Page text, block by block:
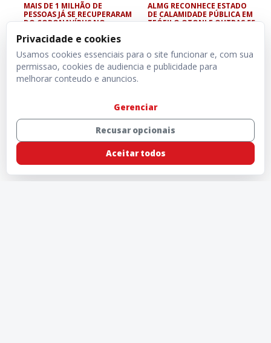
MAIS DE 1 MILHÃO DE
PESSOAS JÁ SE RECUPERARAM
DO CORONAVÍRUS NO
ALMG RECONHECE ESTADO
DE CALAMIDADE PÚBLICA EM
TEÓFILO OTONI E OUTRAS 55
Privacidade e cookies
Usamos cookies essenciais para o site funcionar e, com sua
permissao, cookies de audiencia e publicidade para
melhorar conteudo e anuncios.
Gerenciar
Recusar opcionais
Aceitar todos